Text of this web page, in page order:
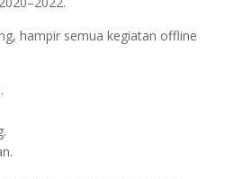
hampir semua kegiatan offline